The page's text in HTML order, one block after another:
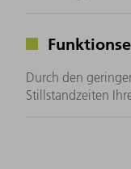
Durch den
Stillstandzeiten